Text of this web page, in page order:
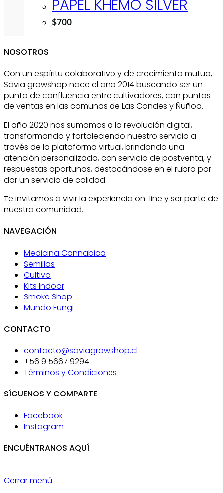
PAPEL KHEMO SILVER
$700
NOSOTROS
Con un espíritu colaborativo y de crecimiento mutuo,
Savia growshop nace el año 2014 buscando ser un
punto de confluencia entre cultivadores, con puntos
de ventas en las comunas de Las Condes y Ñuñoa.
El año 2020 nos sumamos a la revolución digital,
transformando y fortaleciendo nuestro servicio a
través de la plataforma virtual, brindando una
atención personalizada, con servicio de postventa, y
respuestas oportunas, destacándose en el rubro por
dar un servicio de calidad.
Te invitamos a vivir la experiencia on-line y ser parte de
nuestra comunidad.
NAVEGACIÓN
Medicina Cannabica
Semillas
Cultivo
Kits Indoor
Smoke Shop
Mundo Fungi
CONTACTO
contacto@saviagrowshop.cl
+56 9 5667 9294
Términos y Condiciones
SÍGUENOS Y COMPARTE
Facebook
Instagram
ENCUÉNTRANOS AQUÍ
Cerrar menú